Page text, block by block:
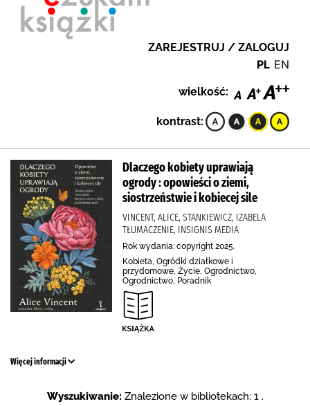
ZAREJESTRUJ / ZALOGUJ
PL EN
wielkość:
kontrast:
Dlaczego kobiety uprawiają
ogrody : opowieści o ziemi,
siostrzeństwie i kobiecej sile
VINCENT, ALICE, STANKIEWICZ, IZABELA
TŁUMACZENIE, INSIGNIS MEDIA
Rok wydania: copyright 2025.
Kobieta, Ogródki działkowe i
przydomowe, Życie, Ogrodnictwo,
Ogrodnictwo, Poradnik
Więcej informacji
Wyszukiwanie: Znalezione w bibliotekach: 1 .